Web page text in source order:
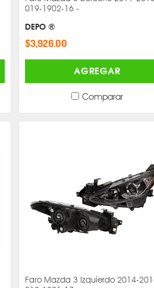
019-1902-16 -
DEPO ®
$3,926.00
AGREGAR
Comparar
Faro Mazda 3 Izquierdo 2014-